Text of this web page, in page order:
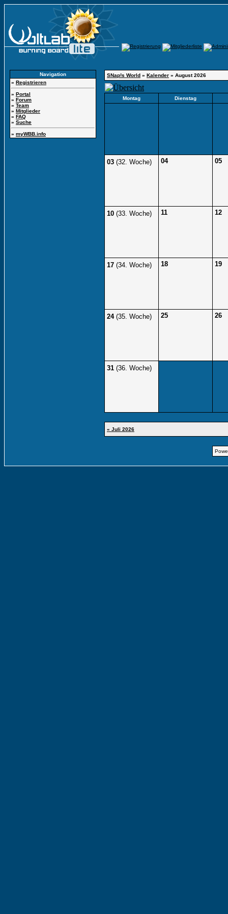
Navigation
» Registrieren
» Portal
» Forum
» Team
» Mitglieder
» FAQ
» Suche
» myWBB.info
SNap!s World » Kalender » August 2026
Montag Dienstag
03 (32. Woche) 04 05
10 (33. Woche) 11 12
17 (34. Woche) 18 19
24 (35. Woche) 25 26
31 (36. Woche)
« Juli 2026